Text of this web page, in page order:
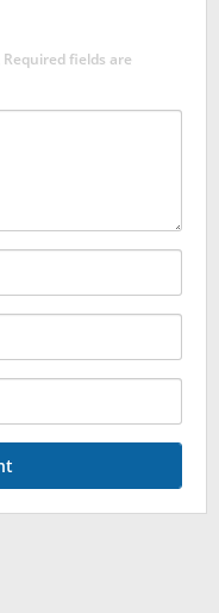
Required fields are